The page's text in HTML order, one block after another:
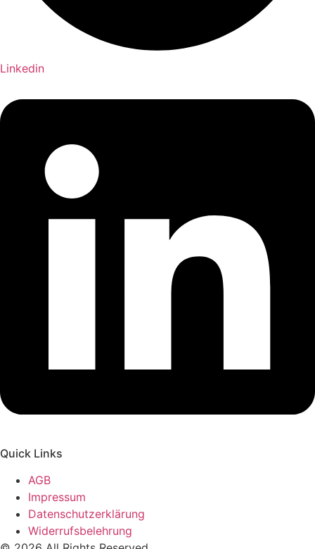
Linkedin
Quick Links
AGB
Impressum
Datenschutzerklärung
Widerrufsbelehrung